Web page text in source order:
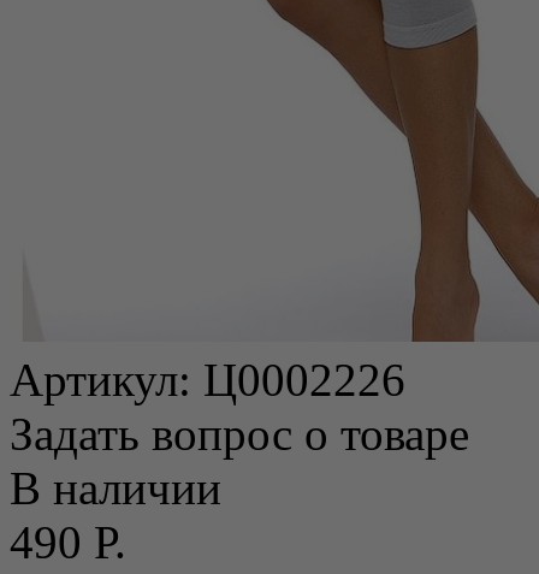
Артикул: Ц0002226
Задать вопрос о товаре
В наличии
490 Р.